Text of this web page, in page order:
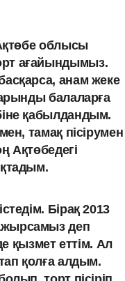
облысы
ағайындымыз.
анам жеке
балаларға
қабылдандым.
тамақ пісірумен
Ақтөбедегі
Бірақ 2013
деп
қызмет еттім. Ал
қолға алдым.